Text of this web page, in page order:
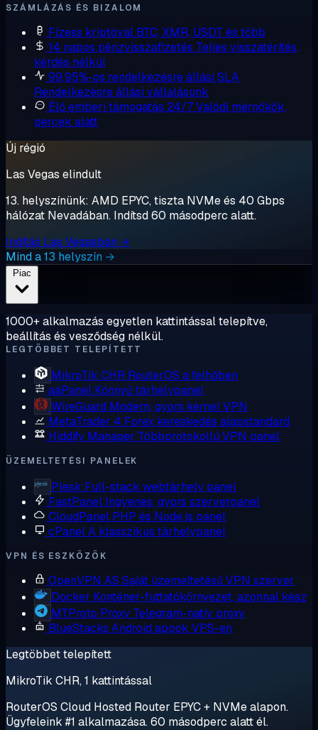
SZÁMLÁZÁS ÉS BIZALOM
Fizess kriptóval BTC, XMR, USDT és több
14 napos pénzvisszafizetés Teljes visszatérítés,
kérdés nélkül
99,95%-os rendelkezésre állási SLA
Rendelkezésre állási vállalásunk
Élő emberi támogatás 24/7Valódi mérnökök,
percek alatt
Új régió
Las Vegas elindult
13. helyszínünk: AMD EPYC, tiszta NVMe és 40 Gbps
hálózat Nevadában. Indítsd 60 másodperc alatt.
Indítás Las Vegasban →
Mind a 13 helyszín →
1000+ alkalmazás egyetlen kattintással telepítve,
beállítás és vesződség nélkül.
LEGTÖBBET TELEPÍTETT
MikroTik CHR RouterOS a felhőben
aaPanel Könnyű tárhelypanel
WireGuard Modern, gyors kernel VPN
MetaTrader 4 Forex kereskedés alapstandard
Hiddify Manager Többprotokollú VPN panel
ÜZEMELTETÉSI PANELEK
Plesk Full-stack webtárhely panel
FastPanel Ingyenes, gyors szerverpanel
CloudPanel PHP és Node.js panel
cPanelA klasszikus tárhelypanel
VPN ÉS ESZKÖZÖK
OpenVPN AS Saját üzemeltetésű VPN szerver
Docker Konténer-futtatókörnyezet, azonnal kész
MTProto Proxy Telegram-natív proxy
BlueStacks Android appok VPS-en
Legtöbbet telepített
MikroTik CHR, 1 kattintással
RouterOS Cloud Hosted Router EPYC + NVMe alapon.
Ügyfeleink #1 alkalmazása. 60 másodperc alatt él.